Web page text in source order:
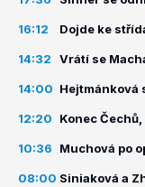
16:12 Dojde ke
14:32 Vrátí se
14:00 Hejtmánková
12:20 Konec
10:36 Muchová po
08:00 Siniaková a